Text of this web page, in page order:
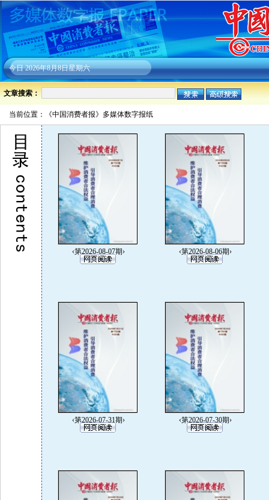
今日2026年8月8日星期六
文章搜索：
当前位置：《中国消费者报》多媒体数字报纸
‹第2026-08-07期› ‹第2026-08-06期›
‹第2026-07-31期› ‹第2026-07-30期›